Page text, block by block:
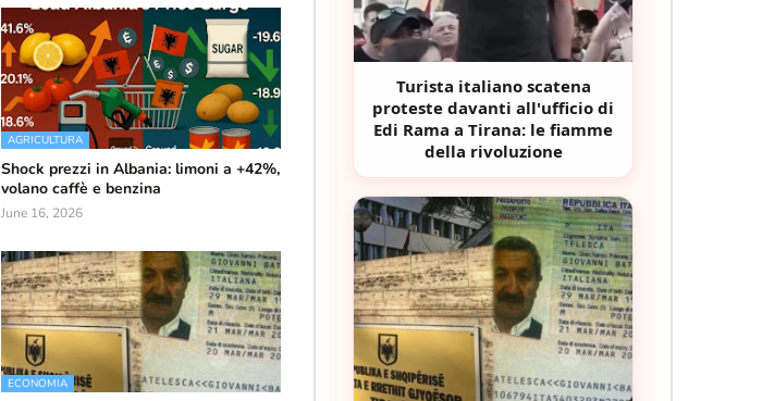
AGRICULTURA
Shock prezzi in Albania: limoni a +42%,
volano caffè e benzina
June 16, 2026
ECONOMIA
Turista italiano scatena
proteste davanti all'ufficio di
Edi Rama a Tirana: le fiamme
della rivoluzione